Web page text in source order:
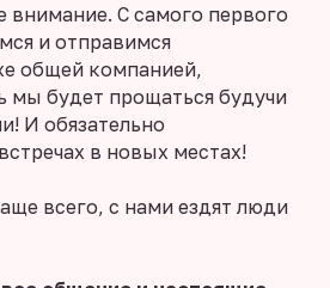
внимание. С самого первого
и отправимся
общей компанией,
мы будет прощаться будучи
И обязательно
в новых местах!
всего, с нами ездят люди